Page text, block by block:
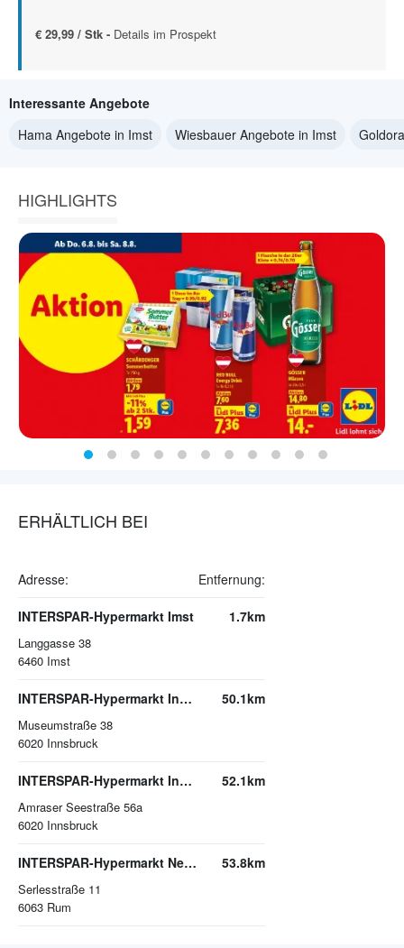
€ 29,99 / Stk - Details im Prospekt
Interessante Angebote
Hama Angebote in Imst
Wiesbauer Angebote in Imst
HIGHLIGHTS
ERHÄLTLICH BEI
Adresse: Entfernung:
INTERSPAR-Hypermarkt Imst
Langgasse 38
6460 Imst
1.7km
INTERSPAR-Hypermarkt Innsbruck, Sillpark
Museumstraße 38
6020 Innsbruck
50.1km
INTERSPAR-Hypermarkt Innsbruck, DEZ
Amraser Seestraße 56a
6020 Innsbruck
52.1km
INTERSPAR-Hypermarkt Neu Rum
Serlesstraße 11
6063 Rum
53.8km